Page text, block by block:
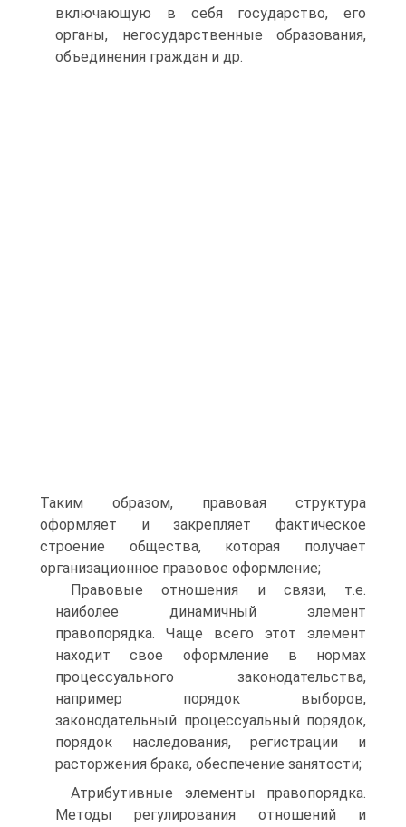
включающую в себя государство, его
органы, негосударственные образования,
объединения граждан и др.
Таким образом, правовая структура
оформляет и закрепляет фактическое
строение общества, которая получает
организационное правовое оформление;
Правовые отношения и связи, т.е.
наиболее динамичный элемент
правопорядка. Чаще всего этот элемент
находит свое оформление в нормах
процессуального законодательства,
например порядок выборов,
законодательный процессуальный порядок,
порядок наследования, регистрации и
расторжения брака, обеспечение занятости;
Атрибутивные элементы правопорядка.
Методы регулирования отношений и